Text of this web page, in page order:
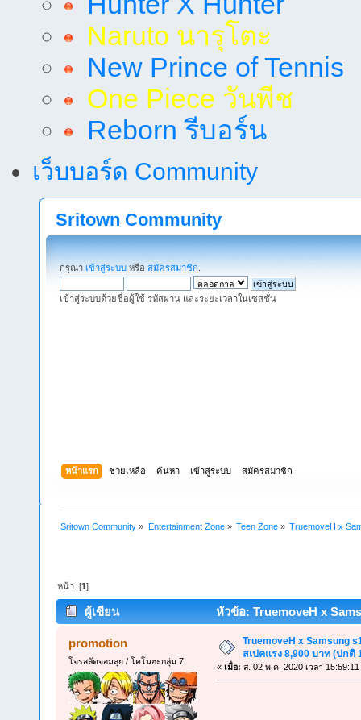
Naruto นารุโตะ
New Prince of Tennis
One Piece วันพีช
Reborn รีบอร์น
เว็บบอร์ด Community
Sritown Community
กรุณา เข้าสู่ระบบ หรือ สมัครสมาชิก
เข้าสู่ระบบด้วยชื่อผู้ใช้ รหัสผ่าน และระยะเวลาในเซสชั่น
หน้าแรก ช่วยเหลือ ค้นหา เข้าสู่ระบบ สมัครสมาชิก
Sritown Community » Entertainment Zone» Teen Zone» TruemoveH x
หน้า: [1]
ผู้เขียน
หัวข้อ: TruemoveH x
(อ่าน 5436 ครั้ง)
promotion
โจรสลัดจอมลุย / โคโนฮะกลุ่ม 7
TruemoveH x Samsung
สเปคแรง 8,900 บาท (ปกติ
« เมื่อ: ส. 02 พ.ค. 2020 เวลา 15:59:11